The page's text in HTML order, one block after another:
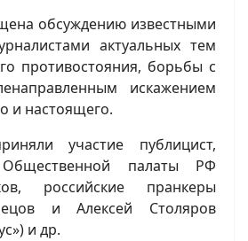
обсуждению известными
актуальных тем
противостояния, борьбы с
искажением
и настоящего.
участие публицист,
палаты РФ
российские пранкеры
и Алексей Столяров
и др.